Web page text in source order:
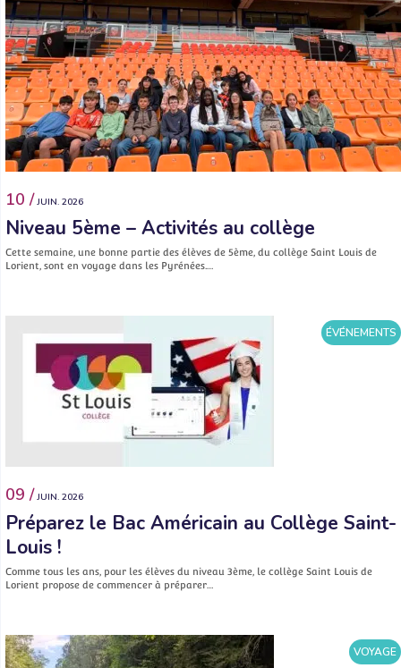
10 / JUIN. 2026
Niveau 5ème – Activités au collège
Cette semaine, une bonne partie des élèves de 5ème, du collège Saint Louis de
Lorient, sont en voyage dans les Pyrénées.…
ÉVÉNEMENTS
09 / JUIN. 2026
Préparez le Bac Américain au Collège Saint-
Louis !
Comme tous les ans, pour les élèves du niveau 3ème, le collège Saint Louis de
Lorient propose de commencer à préparer…
VOYAGE